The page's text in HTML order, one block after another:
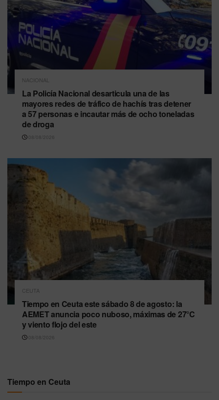
NACIONAL
La Policía Nacional desarticula una de las
mayores redes de tráfico de hachís tras detener
a 57 personas e incautar más de ocho toneladas
de droga
08/08/2026
CEUTA
Tiempo en Ceuta este sábado 8 de agosto: la
AEMET anuncia poco nuboso, máximas de 27°C
y viento flojo del este
08/08/2026
Tiempo en Ceuta